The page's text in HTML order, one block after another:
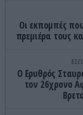
Οι εκπομπές
πρεμιέρα τους
Ο Ερυθρός
τον 26χρονο